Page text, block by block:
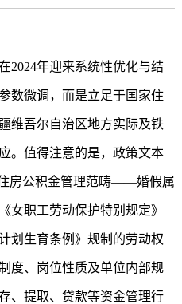
2024年迎来系统性优化与结
数微调，而是立足于国家住
维吾尔自治区地方实际及铁
。值得注意的是，政策文本
房公积金管理范畴——婚假属
女职工劳动保护特别规定》
划生育条例》规制的劳动权
度、岗位性质及单位内部规
、提取、贷款等资金管理行